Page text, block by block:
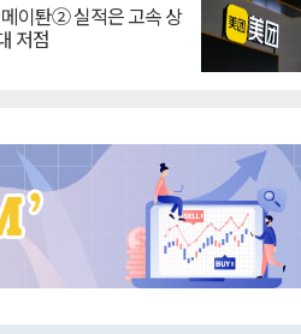
이퇀② 실적은 고속 상
저점